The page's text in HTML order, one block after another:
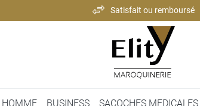
Satisfait ou remboursé
Paiement 100% sécurisé
Expédition rapide et soignée
HOMME BUSINESS SACOCHES MEDICALES